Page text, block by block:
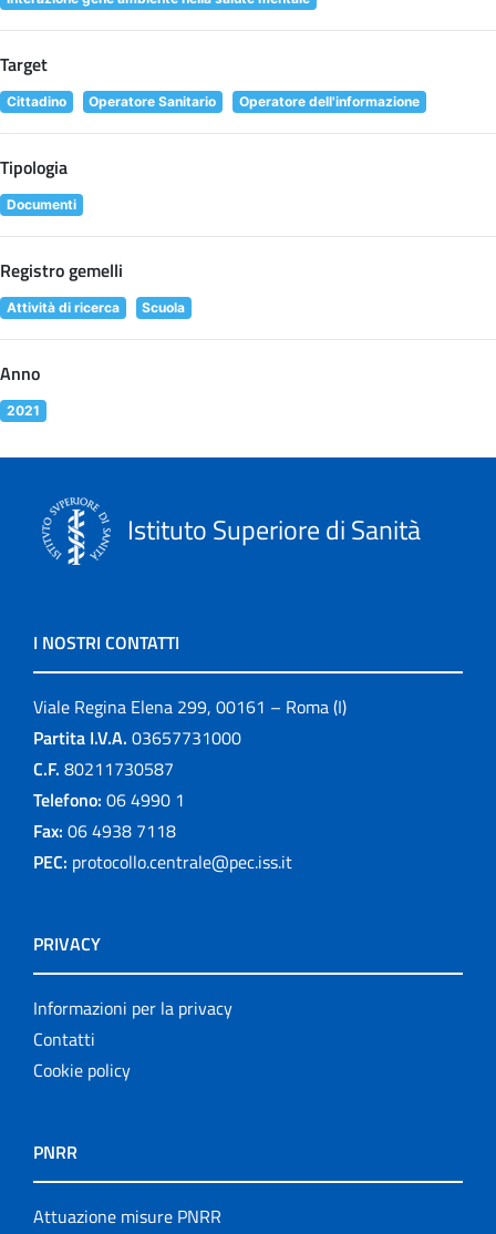
Target
Cittadino Operatore Sanitario Operatore dell'informazione
Tipologia
Documenti
Registro gemelli
Attività di ricerca Scuola
Anno
2021
Istituto Superiore di Sanità
I NOSTRI CONTATTI
Viale Regina Elena 299, 00161 – Roma (I)
Partita I.V.A. 03657731000
C.F. 80211730587
Telefono: 06 4990 1
Fax: 06 4938 7118
PEC: protocollo.centrale@pec.iss.it
PRIVACY
Informazioni per la privacy
Contatti
Cookie policy
PNRR
Attuazione misure PNRR